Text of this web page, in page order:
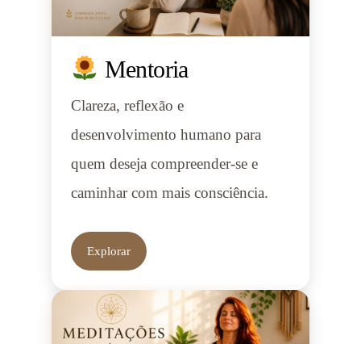
Mentoria
Clareza, reflexão e
desenvolvimento humano para
quem deseja compreender-se e
caminhar com mais consciência.
Explorar